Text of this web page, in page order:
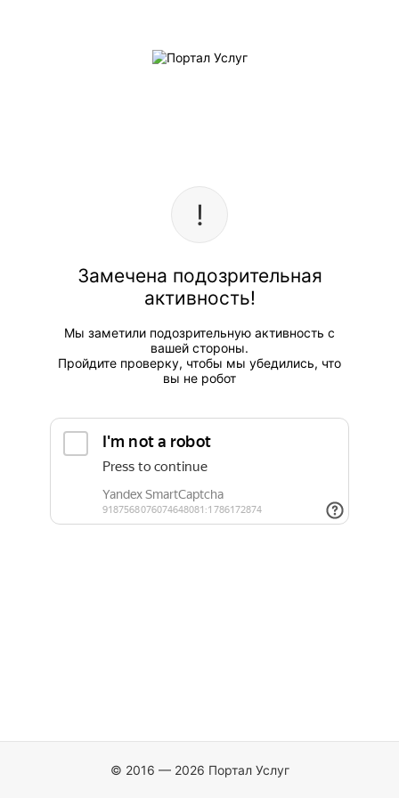
Замечена подозрительная
активность!
Мы заметили подозрительную активность с
вашей стороны.
Пройдите проверку, чтобы мы убедились, что
вы не робот
© 2016 — 2026 Портал Услуг